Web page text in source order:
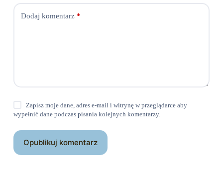
Dodaj komentarz*
Zapisz moje dane, adres e-mail i witrynę w przeglądarce aby
wypełnić dane podczas pisania kolejnych komentarzy.
Opublikuj komentarz